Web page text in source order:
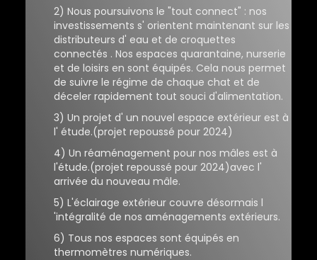
2) Nous poursuivons le "tout connect" : nos
investissements s' orientent maintenant sur les
distributeurs d' eau et de croquettes
connectés . Nos espaces quarantaine, nurserie
et de loisirs en sont équipés. Cela nous permet
de suivre le régime de chaque chat et de
déceler rapidement tout souci d'alimentation.
3) Un projet d' un nouvel espace extérieur est à
l' étude.(projet repoussé pour 2024)
4) Un réaménagement pour nos mâles est à
l'étude.(projet repoussé pour 2024)avec l'
arrivée du nouveau mâle.
5) L'éclairage extérieur couvre désormais l
'intégralité de nos aménagements extérieurs.
6) Tous nos espaces sont équipés en
thermomètres numériques.